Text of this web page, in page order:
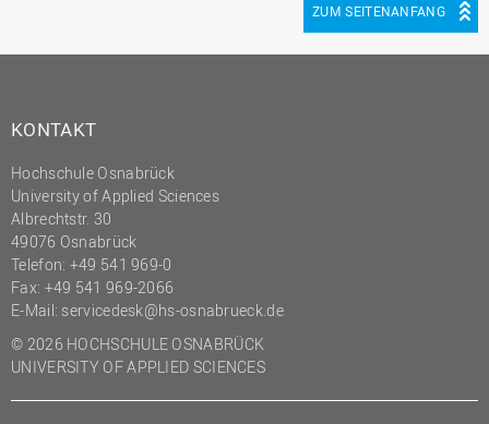
ZUM SEITENANFANG
KONTAKT
Hochschule Osnabrück
University of Applied Sciences
Albrechtstr. 30
49076 Osnabrück
Telefon: +49 541 969-0
Fax: +49 541 969-2066
E-Mail: servicedesk@hs-osnabrueck.de
© 2026 HOCHSCHULE OSNABRÜCK
UNIVERSITY OF APPLIED SCIENCES